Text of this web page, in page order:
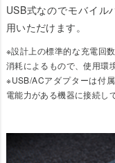
USB式なのでモバイル
用いただけます。
※設計上の標準的な充電回
消耗によるもので、使用環
※USB/ACアダプターは付
電能力がある機器に接続し